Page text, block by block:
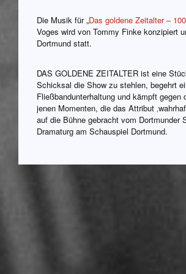
Die Musik für „Das goldene Zeitalter –
Voges wird von Tommy Finke konzipiert
Dortmund statt.
DAS GOLDENE ZEITALTER ist eine
Schicksal die Show zu stehlen, begehrt
Fließbandunterhaltung und kämpft
jenen Momenten, die das Attribut
auf die Bühne gebracht vom
Dramaturg am Schauspiel Dortmund.